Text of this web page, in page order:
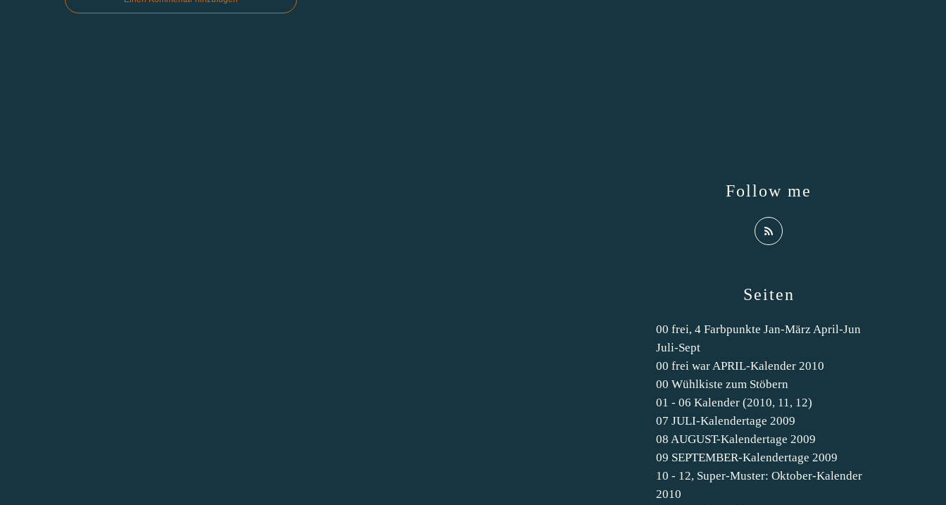
Seiten
00 frei, 4 Farbpunkte Jan-März April-Jun
Juli-Sept
00 frei war APRIL-Kalender 2010
00 Wühlkiste zum Stöbern
01 - 06 Kalender (2010, 11, 12)
07 JULI-Kalendertage 2009
08 AUGUST-Kalendertage 2009
09 SEPTEMBER-Kalendertage 2009
10 - 12, Super-Muster: Oktober-Kalender
2010
Follow me